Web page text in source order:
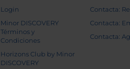
Login
Minor DISCOVERY
Términos y
Condiciones
Horizons Club by Minor
DISCOVERY
Contacta:
Contacta:
Contacta: